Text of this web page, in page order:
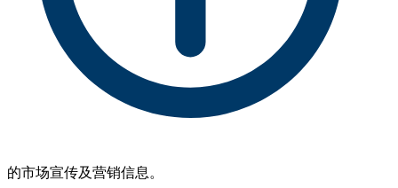
的市场宣传及营销信息。